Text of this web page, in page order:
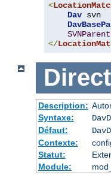
<
Dav svn
</
Description:
Syntaxe:
Défaut:
Contexte:
Statut:
Module: